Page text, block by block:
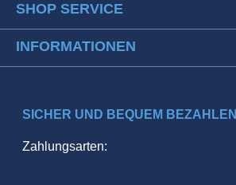
SHOP SERVICE
INFORMATIONEN
SICHER UND BEQUEM BEZAHLEN
Zahlungsarten: